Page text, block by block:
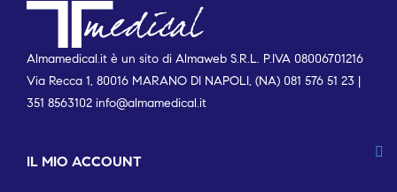
Almamedical.it è un sito di Almaweb S.R.L. P.IVA 08006701216
Via Recca 1, 80016 MARANO DI NAPOLI, (NA) 081 576 51 23 |
351 8563102 info@almamedical.it
IL MIO ACCOUNT